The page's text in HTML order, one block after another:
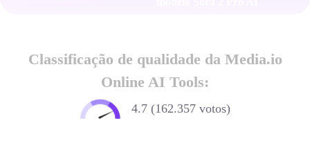
Classificação de qualidade da Media.io
Online AI Tools:
4.7 (162.357 votos)